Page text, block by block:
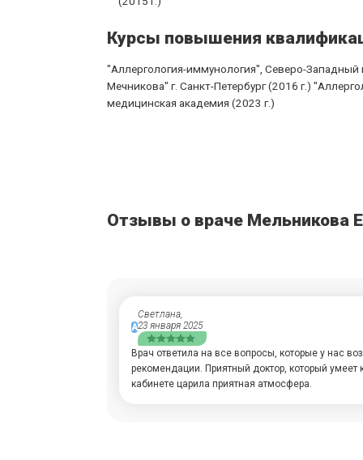
Курсы повышения
"Аллергология-иммунология", Северо-
Мечникова" г. Санкт-Петербург (2016 г.)
медицинская академия (2023 г.)
Отзывы о враче Мельникова
А
Светлана,
23 января 2025
Врач ответила на все вопросы, которые у нас
рекомендации. Приятный доктор, который умеет
кабинете царила приятная атмосфера.